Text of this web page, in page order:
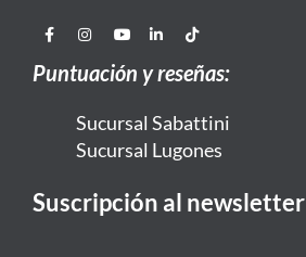
Puntuación y reseñas:
Sucursal Sabattini
Sucursal Lugones
Suscripción al newsletter